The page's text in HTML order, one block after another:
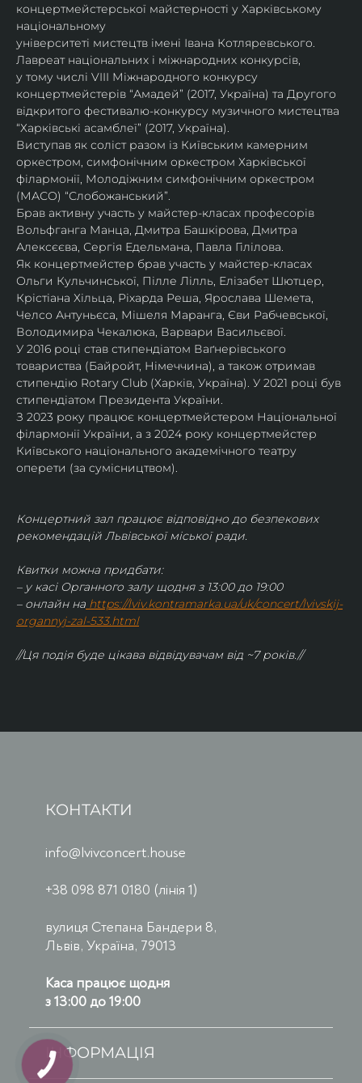
концертмейстерської майстерності у Харківському
національному
університеті мистецтв імені Івана Котляревського.
Лавреат національних і міжнародних конкурсів,
у тому числі VIII Міжнародного конкурсу
концертмейстерів “Амадей” (2017, Україна) та Другого
відкритого фестивалю-конкурсу музичного мистецтва
“Харківські асамблеї” (2017, Україна).
Виступав як соліст разом із Київським камерним
оркестром, симфонічним оркестром Харківської
філармонії, Молодіжним симфонічним оркестром
(МАСО) “Слобожанський”.
Брав активну участь у майстер-класах професорів
Вольфганга Манца, Дмитра Башкірова, Дмитра
Алексєєва, Сергія Едельмана, Павла Гілілова.
Як концертмейстер брав участь у майстер-класах
Ольги Кульчинської, Пілле Лілль, Елізабет Шютцер,
Крістіана Хільца, Ріхарда Реша, Ярослава Шемета,
Челсо Антуньєса, Мішеля Маранга, Єви Рабчевської,
Володимира Чекалюка, Варвари Васильєвої.
У 2016 році став стипендіатом Ваґнерівського
товариства (Байройт, Німеччина), а також отримав
стипендію Rotary Club (Харків, Україна). У 2021 році був
стипендіатом Президента України.
З 2023 року працює концертмейстером Національної
філармонії України, а з 2024 року концертмейстер
Київського національного академічного театру
оперети (за сумісництвом).
Концертний зал працює відповідно до безпекових
рекомендацій Львівської міської ради.
Квитки можна придбати:
– у касі Органного залу щодня з 13:00 до 19:00
– онлайн на https://lviv.kontramarka.ua/uk/concert/lvivskij-
organnyj-zal-533.html
//Ця подія буде цікава відвідувачам від ~7 років.//
КОНТАКТИ
info@lvivconcert.house
+38 098 871 0180 (лінія 1)
вулиця Степана Бандери 8,
Львів, Україна, 79013
Каса працює щодня
з 13:00 до 19:00
ІНФОРМАЦІЯ